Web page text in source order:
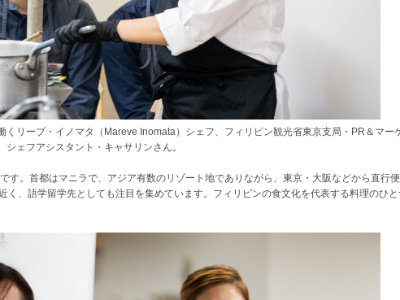
くリーブ・イノマタ（Mareve Inomata）シェフ、フィリピン観光省東京支局・PR＆マー
ェフアシスタント・キャサリンさん。
す。首都はマニラで、アジア有数のリゾート地でありながら、東京・大阪などから直行
く、語学留学先としても注目を集めています。フィリピンの食文化を代表する料理のひ